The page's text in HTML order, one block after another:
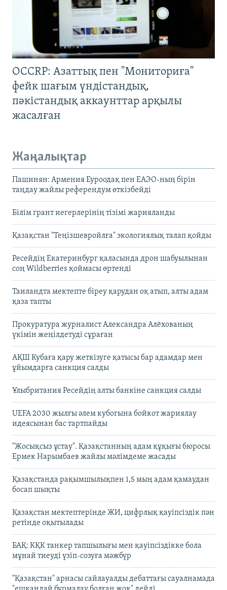
OCCRP: Азаттық пен "Мониториға"
фейк шағым үндістандық,
пәкістандық аккаунттар арқылы
жасалған
Жаңалықтар
Пашинян: Армения Еуроодақ пен ЕАЭО-ның бірін
таңдау жайлы референдум өткізбейді
Білім грант иегерлерінің тізімі жарияланды
Қазақстан "Теңізшевройлға" экологиялық талап қойды
Ресейдің Екатеринбург қаласында дрон шабуылынан
соң Wildberries қоймасы өртенді
Таиландта мектепте біреу қарудан оқ атып, алты адам
қаза тапты
Прокуратура журналист Александра Алёхованың
үкімін жеңілдетуді сұраған
АҚШ Кубаға қару жеткізуге қатысы бар адамдар мен
ұйымдарға санкция салды
Ұлыбритания Ресейдің алты банкіне санкция салды
UEFA 2030 жылғы әлем кубогына бойкот жариялау
идеясынан бас тартпайды
"Жосықсыз ұстау". Қазақстанның адам құқығы бюросы
Ермек Нарымбаев жайлы мәлімдеме жасады
Қазақстанда рақымшылықпен 1,5 мың адам қамаудан
босап шықты
Қазақстан мектептерінде ЖИ, цифрлық қауіпсіздік пән
ретінде оқытылады
БАҚ: КҚК танкер тапшылығы мен қауіпсіздікке бола
мұнай тиеуді үзіп-созуға мәжбүр
"Қазақстан" арнасы сайлауалды дебаттағы сауалнамада